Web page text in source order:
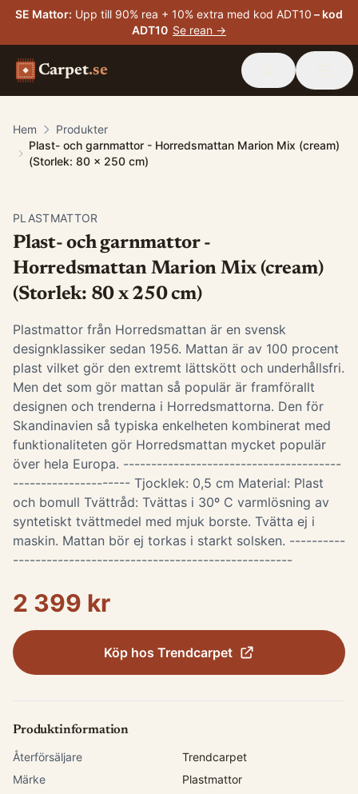
SE Mattor: Upp till 90% rea + 10% extra med kod ADT10 – kod
ADT10 Se rean →
Carpet.se
Hem
Produkter
Plast- och garnmattor - Horredsmattan Marion Mix (cream)
(Storlek: 80 x 250 cm)
PLASTMATTOR
Plast- och garnmattor -
Horredsmattan Marion Mix (cream)
(Storlek: 80 x 250 cm)
Plastmattor från Horredsmattan är en svensk
designklassiker sedan 1956. Mattan är av 100 procent
plast vilket gör den extremt lättskött och underhållsfri.
Men det som gör mattan så populär är framförallt
designen och trenderna i Horredsmattorna. Den för
Skandinavien så typiska enkelheten kombinerat med
funktionaliteten gör Horredsmattan mycket populär
över hela Europa. ---------------------------------------
--------------------- Tjocklek: 0,5 cm Material: Plast
och bomull Tvättråd: Tvättas i 30º C varmlösning av
syntetiskt tvättmedel med mjuk borste. Tvätta ej i
maskin. Mattan bör ej torkas i starkt solsken. ----------
--------------------------------------------------
2 399 kr
Köp hos Trendcarpet
Produktinformation
Återförsäljare
Trendcarpet
Märke
Plastmattor